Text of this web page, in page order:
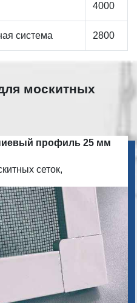
4000
система 2800
москитных
профиль 25 мм
сеток,